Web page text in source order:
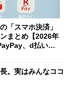
「スマホ決済」
まとめ【2026年
、d払い、a
。実はみんなココ